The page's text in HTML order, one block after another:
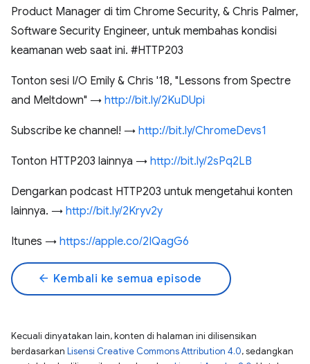
Product Manager di tim Chrome Security, & Chris Palmer,
Software Security Engineer, untuk membahas kondisi
keamanan web saat ini. #HTTP203
Tonton sesi I/O Emily & Chris '18, "Lessons from Spectre
and Meltdown" → http://bit.ly/2KuDUpi
Subscribe ke channel! → http://bit.ly/ChromeDevs1
Tonton HTTP203 lainnya → http://bit.ly/2sPq2LB
Dengarkan podcast HTTP203 untuk mengetahui konten
lainnya. → http://bit.ly/2Kryv2y
Itunes → https://apple.co/2IQagG6
arrow_back Kembali ke semua episode
Kecuali dinyatakan lain, konten di halaman ini dilisensikan
berdasarkan Lisensi Creative Commons Attribution 4.0, sedangkan